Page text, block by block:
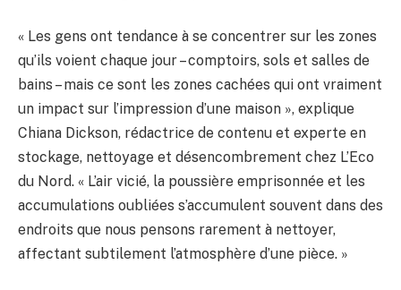
« Les gens ont tendance à se concentrer sur les zones
qu’ils voient chaque jour – comptoirs, sols et salles de
bains – mais ce sont les zones cachées qui ont vraiment
un impact sur l’impression d’une maison », explique
Chiana Dickson, rédactrice de contenu et experte en
stockage, nettoyage et désencombrement chez L’Eco
du Nord. « L’air vicié, la poussière emprisonnée et les
accumulations oubliées s’accumulent souvent dans des
endroits que nous pensons rarement à nettoyer,
affectant subtilement l’atmosphère d’une pièce. »